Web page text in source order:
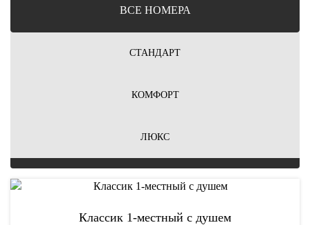
ВCЕ НОМЕРА
СТАНДАРТ
КОМФОРТ
ЛЮКС
Классик 1-местный с душем